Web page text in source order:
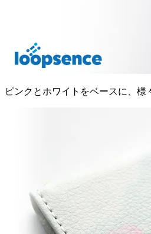
ピンクとホワイトをベースに、